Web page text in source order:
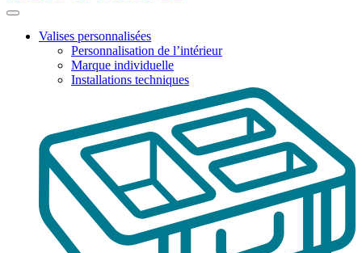
Valises personnalisées
Personnalisation de l’intérieur
Marque individuelle
Installations techniques